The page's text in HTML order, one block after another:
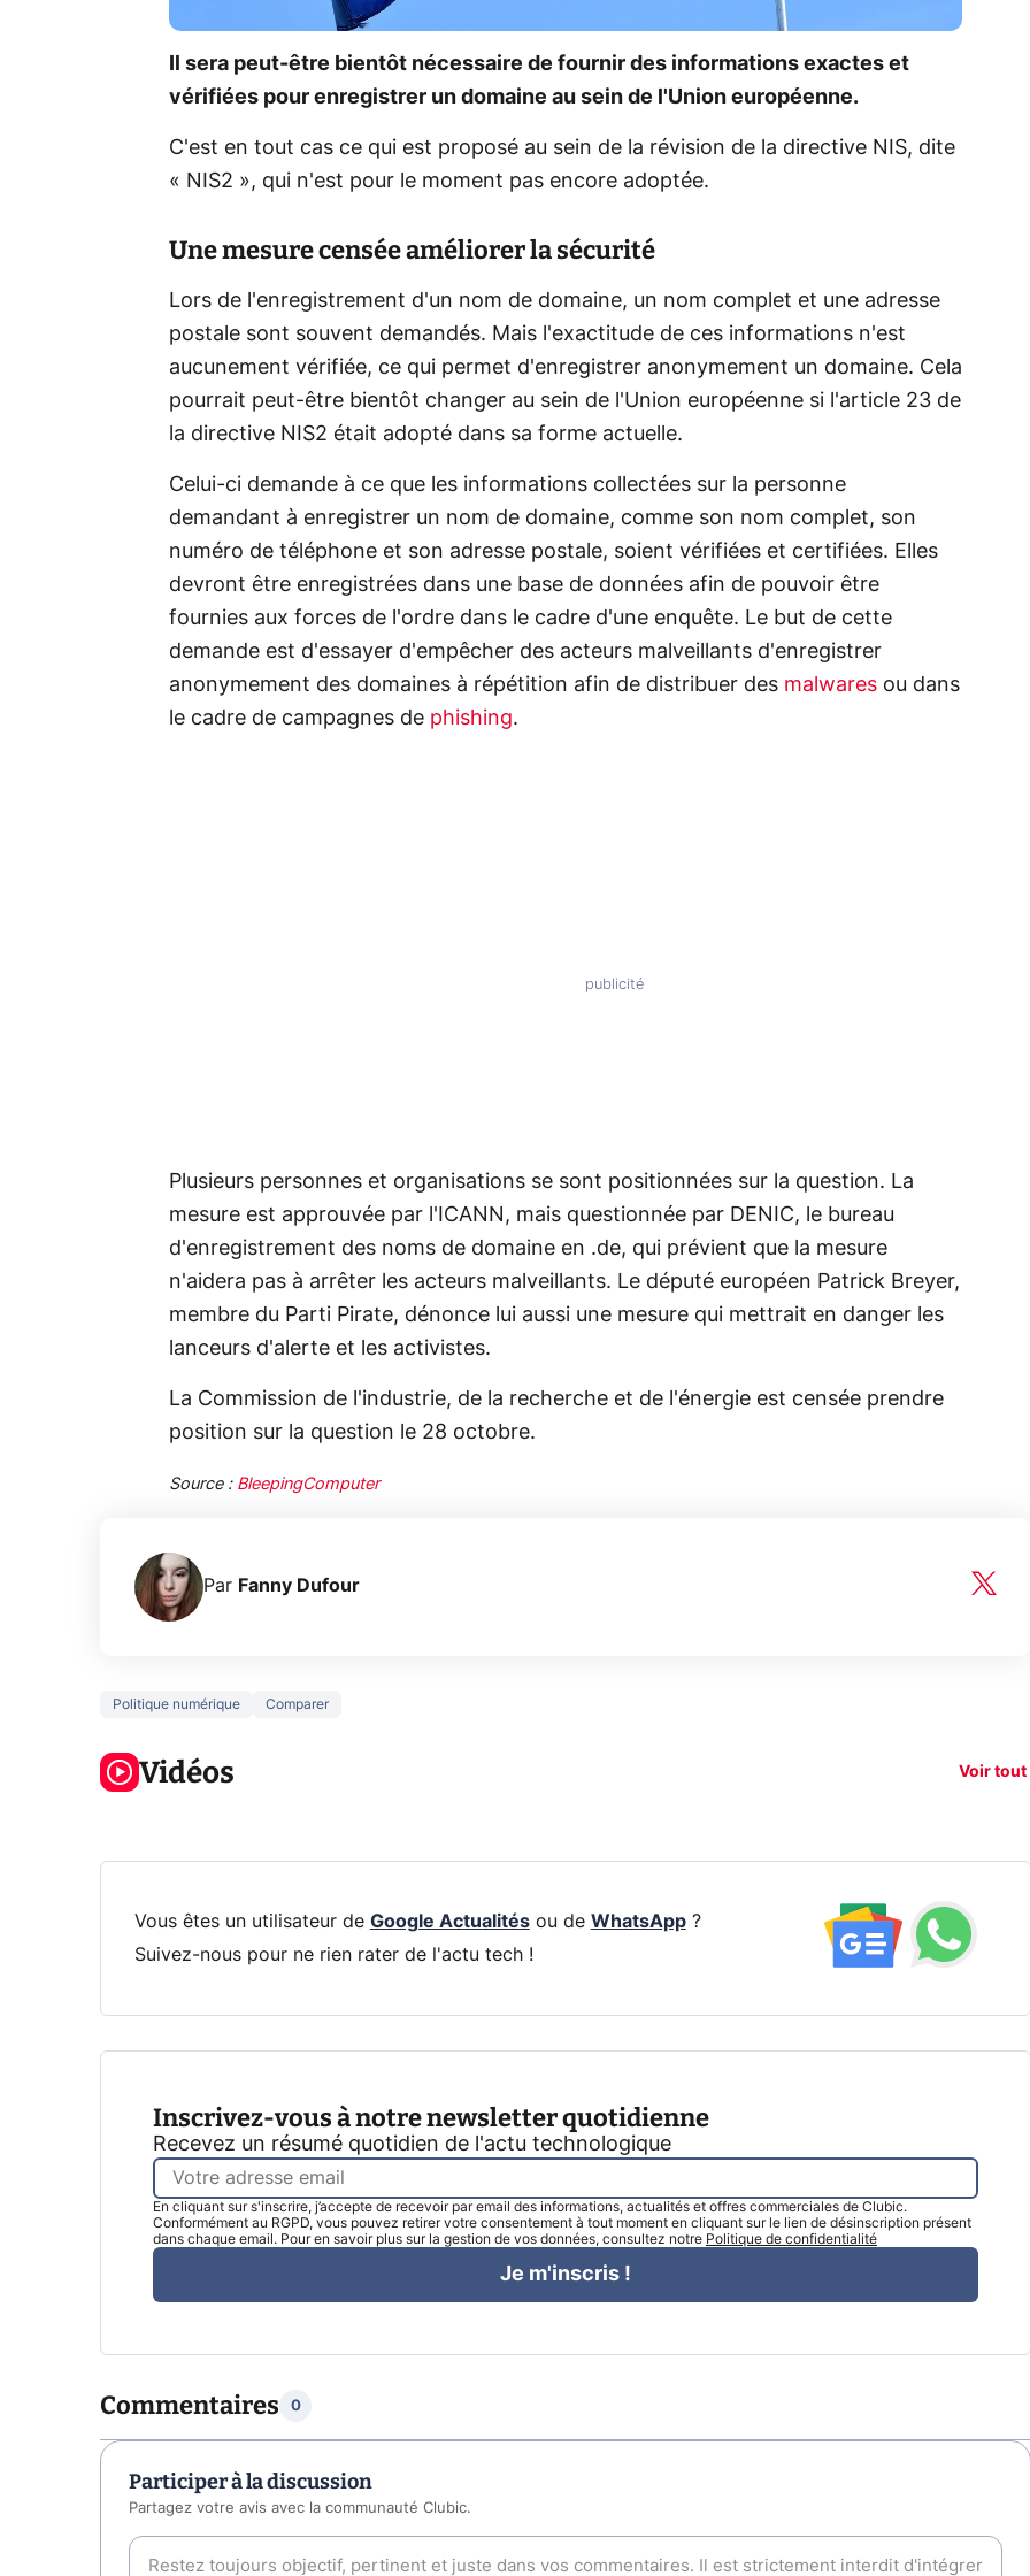
Il sera peut-être bientôt nécessaire de fournir des informations exactes et
vérifiées pour enregistrer un domaine au sein de l'Union européenne.
C'est en tout cas ce qui est proposé au sein de la révision de la directive NIS, dite
« NIS2 », qui n'est pour le moment pas encore adoptée.
Une mesure censée améliorer la sécurité
Lors de l'enregistrement d'un nom de domaine, un nom complet et une adresse
postale sont souvent demandés. Mais l'exactitude de ces informations n'est
aucunement vérifiée, ce qui permet d'enregistrer anonymement un domaine. Cela
pourrait peut-être bientôt changer au sein de l'Union européenne si l'article 23 de
la directive NIS2 était adopté dans sa forme actuelle.
Celui-ci demande à ce que les informations collectées sur la personne
demandant à enregistrer un nom de domaine, comme son nom complet, son
numéro de téléphone et son adresse postale, soient vérifiées et certifiées. Elles
devront être enregistrées dans une base de données afin de pouvoir être
fournies aux forces de l'ordre dans le cadre d'une enquête. Le but de cette
demande est d'essayer d'empêcher des acteurs malveillants d'enregistrer
anonymement des domaines à répétition afin de distribuer des malwares ou dans
le cadre de campagnes de phishing.
Plusieurs personnes et organisations se sont positionnées sur la question. La
mesure est approuvée par l'ICANN, mais questionnée par DENIC, le bureau
d'enregistrement des noms de domaine en .de, qui prévient que la mesure
n'aidera pas à arrêter les acteurs malveillants. Le député européen Patrick Breyer,
membre du Parti Pirate, dénonce lui aussi une mesure qui mettrait en danger les
lanceurs d'alerte et les activistes.
La Commission de l'industrie, de la recherche et de l'énergie est censée prendre
position sur la question le 28 octobre.
Source : BleepingComputer
Par Fanny Dufour
Politique numérique Comparer
Vidéos Voir tout
5 générations
la prochaine
Xbox !
Ce que vous
Vous êtes un utilisateur de Google Actualitésou de WhatsApp?
Suivez-nous pour ne rien rater de l'actu tech !
Inscrivez-vous à notre newsletter quotidienne
Recevez un résumé quotidien de l'actu technologique
En cliquant sur s'inscrire, j’accepte de recevoir par email des informations, actualités et offres commerciales de Clubic.
Conformément au RGPD, vous pouvez retirer votre consentement à tout moment en cliquant sur le lien de désinscription présent
dans chaque email. Pour en savoir plus sur la gestion de vos données, consultez notre Politique de confidentialité
Je m'inscris !
Commentaires 0
Participer à la discussion
Partagez votre avis avec la communauté Clubic.